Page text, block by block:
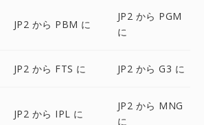
JP2 から PBM に
JP2 から PGM
に
JP2 から FTS に JP2 から G3 に
JP2 から IPL に
JP2 から MNG
に